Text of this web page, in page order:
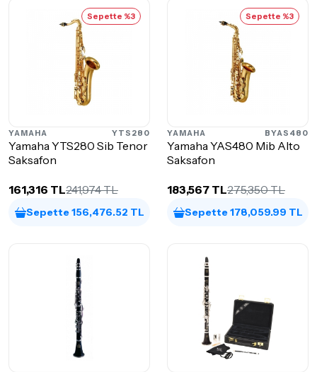
Sepette %3
YAMAHA YTS280
Yamaha YTS280 Sib Tenor
Saksafon
161,316 TL241,974 TL
Sepette 156,476.52 TL
Sepette %3
YAMAHA BYAS480
Yamaha YAS480 Mib Alto
Saksafon
183,567 TL275,350 TL
Sepette 178,059.99 TL